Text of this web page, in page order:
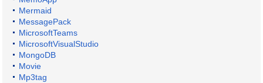
Mermaid
MessagePack
MicrosoftTeams
MicrosoftVisualStudio
MongoDB
Movie
Mp3tag